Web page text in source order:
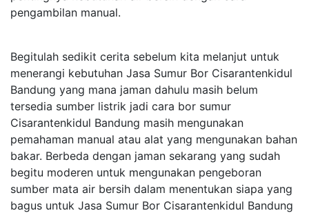
pengambilan manual.
Begitulah sedikit cerita sebelum kita melanjut untuk
menerangi kebutuhan Jasa Sumur Bor Cisarantenkidul
Bandung yang mana jaman dahulu masih belum
tersedia sumber listrik jadi cara bor sumur
Cisarantenkidul Bandung masih mengunakan
pemahaman manual atau alat yang mengunakan bahan
bakar. Berbeda dengan jaman sekarang yang sudah
begitu moderen untuk mengunakan pengeboran
sumber mata air bersih dalam menentukan siapa yang
bagus untuk Jasa Sumur Bor Cisarantenkidul Bandung